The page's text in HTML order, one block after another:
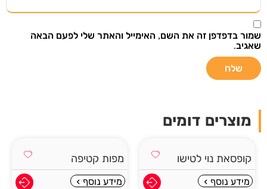
שמור בדפדפן זה את השם, האימייל והאתר שלי לפעם הבאה
שאגיב.
מוצרים דומים
מפות קטיפה
מידע נוסף